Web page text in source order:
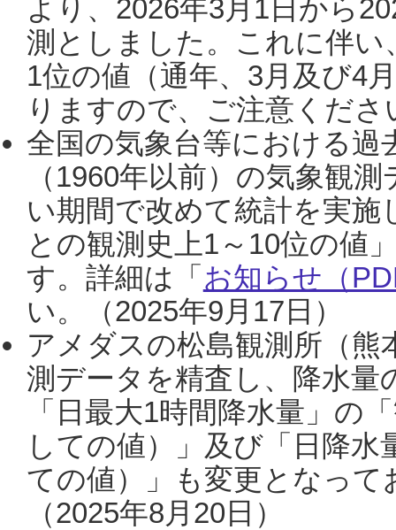
より、2026年3月1日から
測としました。これに伴い
1位の値（通年、3月及び4
りますので、ご注意くだ
全国の気象台等における過
（1960年以前）の気象観
い期間で改めて統計を実
との観測史上1～10位の値
す。詳細は「 お知らせ（
い。（2025年9月17日）
アメダスの松島観測所（熊
測データを精査し、降水
「日最大1時間降水量」の
しての値）」及び「日降
ての値）」も変更となっ
（2025年8月20日）